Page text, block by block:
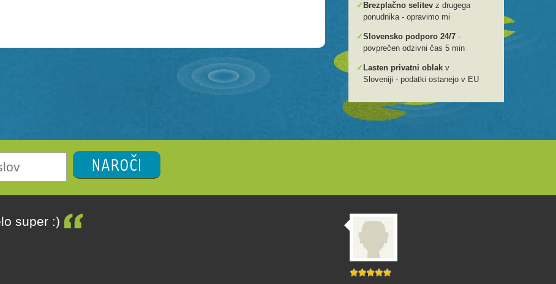
✓ Brezplačno selitev z drugega
ponudnika - opravimo mi
✓Slovensko podporo 24/7 -
povprečen odzivni čas 5 min
✓ Lasten privatni oblak v
Sloveniji - podatki ostanejo v EU
NAROČI
super :)